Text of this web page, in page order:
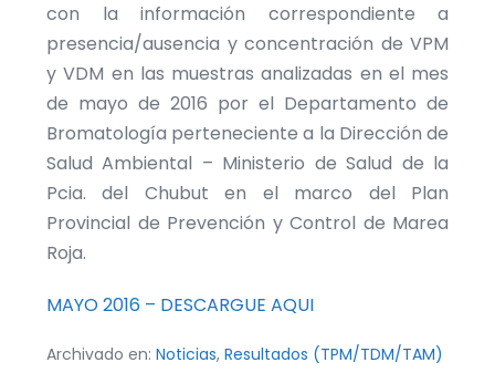
con la información correspondiente a
presencia/ausencia y concentración de VPM
y VDM en las muestras analizadas en el mes
de mayo de 2016 por el Departamento de
Bromatología perteneciente a la Dirección de
Salud Ambiental – Ministerio de Salud de la
Pcia. del Chubut en el marco del Plan
Provincial de Prevención y Control de Marea
Roja.
MAYO 2016 – DESCARGUE AQUI
Archivado en: Noticias, Resultados (TPM/TDM/TAM)